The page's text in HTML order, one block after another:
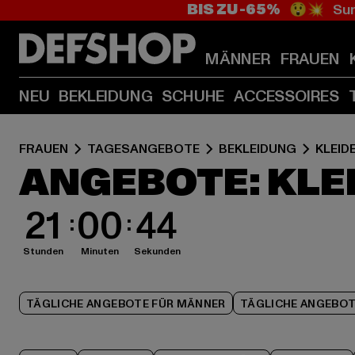
BIS ZU -65% 😲💥
MÄNNER FRAUEN
NEU BEKLEIDUNG SCHUHE ACCESSOIRES
FRAUEN TAGESANGEBOTE BEKLEIDUNG
ANGEBOTE:
21
Stunden 00
Minuten 42
Sekunden
TÄGLICHE ANGEBOTE FÜR MÄNNER TÄGLICHE